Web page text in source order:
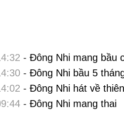
- Đông Nhi mang bầu
- Đông Nhi bầu 5
- Đông Nhi hát về
- Đông Nhi mang thai